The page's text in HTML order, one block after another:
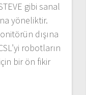
gibi sanal
yöneliktir.
dışına
robotların
bir ön fikir